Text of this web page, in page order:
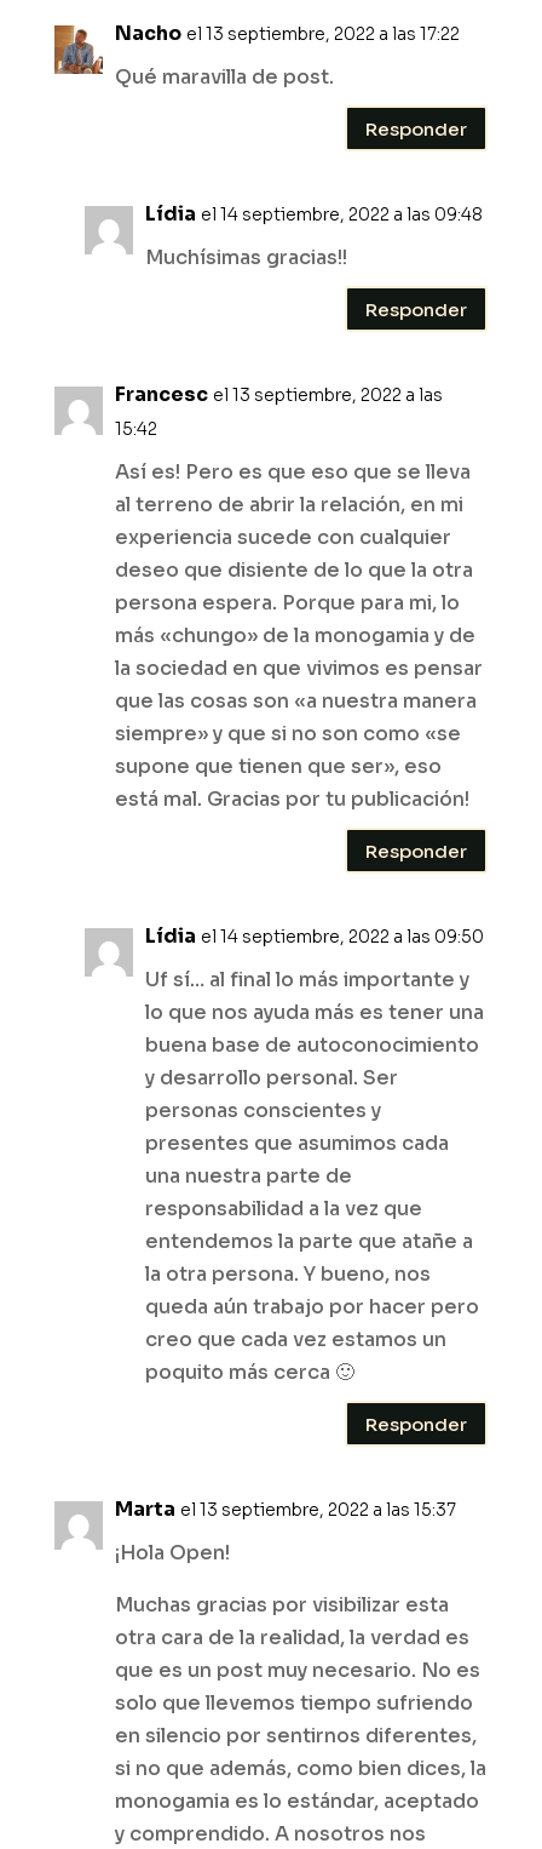
Nacho el 13 septiembre, 2022 a las 17:22
Qué maravilla de post.
Responder
Lídia el 14 septiembre, 2022 a las 09:48
Muchísimas gracias!!
Responder
Francesc el 13 septiembre, 2022 a las
15:42
Así es! Pero es que eso que se lleva
al terreno de abrir la relación, en mi
experiencia sucede con cualquier
deseo que disiente de lo que la otra
persona espera. Porque para mi, lo
más «chungo» de la monogamia y de
la sociedad en que vivimos es pensar
que las cosas son «a nuestra manera
siempre» y que si no son como «se
supone que tienen que ser», eso
está mal. Gracias por tu publicación!
Responder
Lídia el 14 septiembre, 2022 a las 09:50
Uf sí… al final lo más importante y
lo que nos ayuda más es tener una
buena base de autoconocimiento
y desarrollo personal. Ser
personas conscientes y
presentes que asumimos cada
una nuestra parte de
responsabilidad a la vez que
entendemos la parte que atañe a
la otra persona. Y bueno, nos
queda aún trabajo por hacer pero
creo que cada vez estamos un
poquito más cerca 🙂
Responder
Marta el 13 septiembre, 2022 a las 15:37
¡Hola Open!
Muchas gracias por visibilizar esta
otra cara de la realidad, la verdad es
que es un post muy necesario. No es
solo que llevemos tiempo sufriendo
en silencio por sentirnos diferentes,
si no que además, como bien dices, la
monogamia es lo estándar, aceptado
y comprendido. A nosotros nos